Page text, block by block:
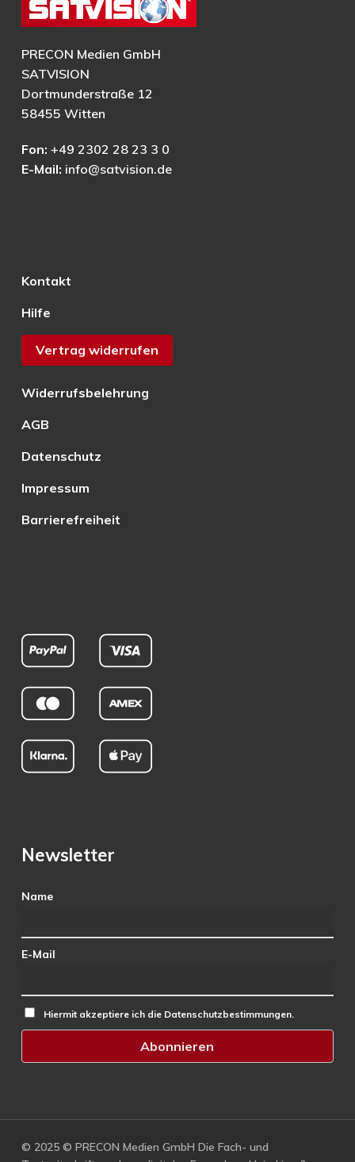
PRECON Medien GmbH
SATVISION
Dortmunderstraße 12
58455 Witten
Fon: +49 2302 28 23 3 0
E-Mail: info@satvision.de
Kontakt
Hilfe
Vertrag widerrufen
Widerrufsbelehrung
AGB
Datenschutz
Impressum
Barrierefreiheit
Newsletter
Name
E-Mail
Hiermit akzeptiere ich die Datenschutzbestimmungen.
© 2025 © PRECON Medien GmbH Die Fach- und